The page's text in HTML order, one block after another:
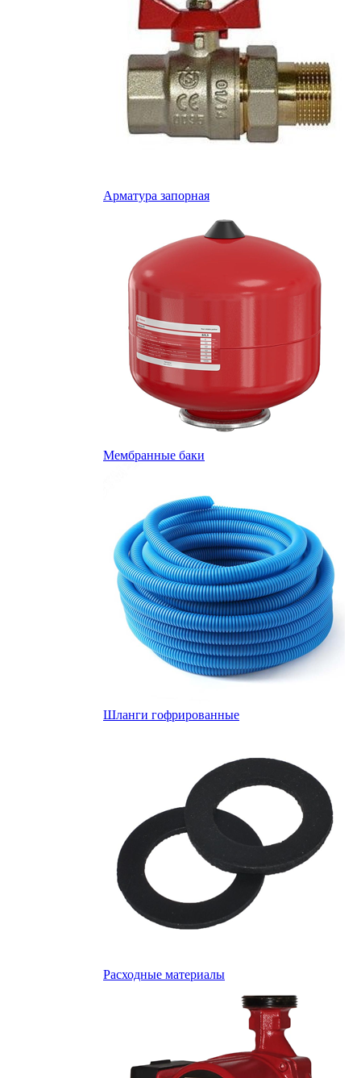
Арматура запорная
Мембранные баки
Шланги гофрированные
Расходные материалы